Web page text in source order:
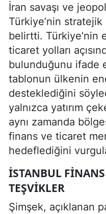
İran savaşı ve
Türkiye’nin stratejik
belirtti. Türkiye’nin
ticaret yolları
bulunduğunu ifade
tablonun ülkenin
desteklediğini
yalnızca yatırım
aynı zamanda
finans ve ticaret
hedeflediğini
İSTANBUL
TEŞVIKLER
Şimşek, açıklanan